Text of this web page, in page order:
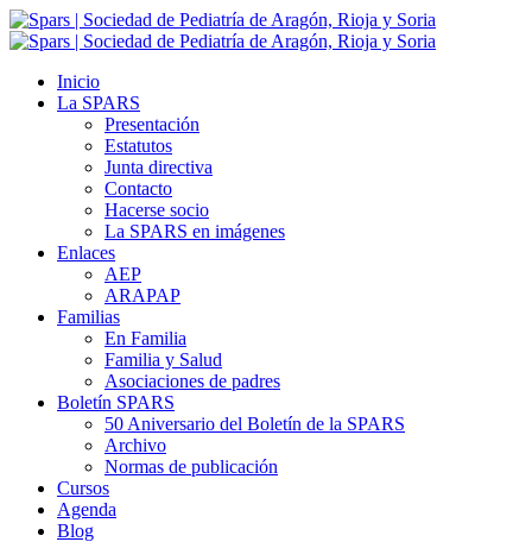
Inicio
La SPARS
Presentación
Estatutos
Junta directiva
Contacto
Hacerse socio
La SPARS en imágenes
Enlaces
AEP
ARAPAP
Familias
En Familia
Familia y Salud
Asociaciones de padres
Boletín SPARS
50 Aniversario del Boletín de la SPARS
Archivo
Normas de publicación
Cursos
Agenda
Blog